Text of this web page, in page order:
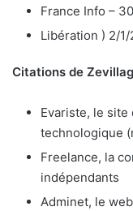
France Info –
Libération ) 2/
Citations de
Evariste, le site
technologique
Freelance, la
indépendants
Adminet, le